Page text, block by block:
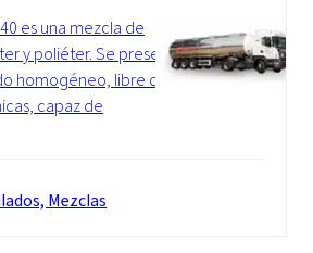
es una mezcla de
y poliéter. Se presenta
homogéneo, libre de
capaz de
Mezclas